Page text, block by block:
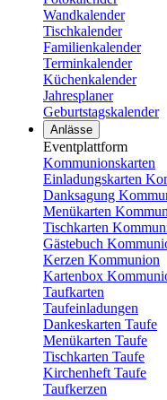
Wandkalender
Tischkalender
Familienkalender
Terminkalender
Küchenkalender
Jahresplaner
Geburtstagskalender
Anlässe
Eventplattform
Kommunionskarten
Einladungskarten
Danksagung
Menükarten
Tischkarten
Gästebuch
Kerzen Kommunion
Kartenbox
Taufkarten
Taufeinladungen
Dankeskarten Taufe
Menükarten Taufe
Tischkarten Taufe
Kirchenheft Taufe
Taufkerzen